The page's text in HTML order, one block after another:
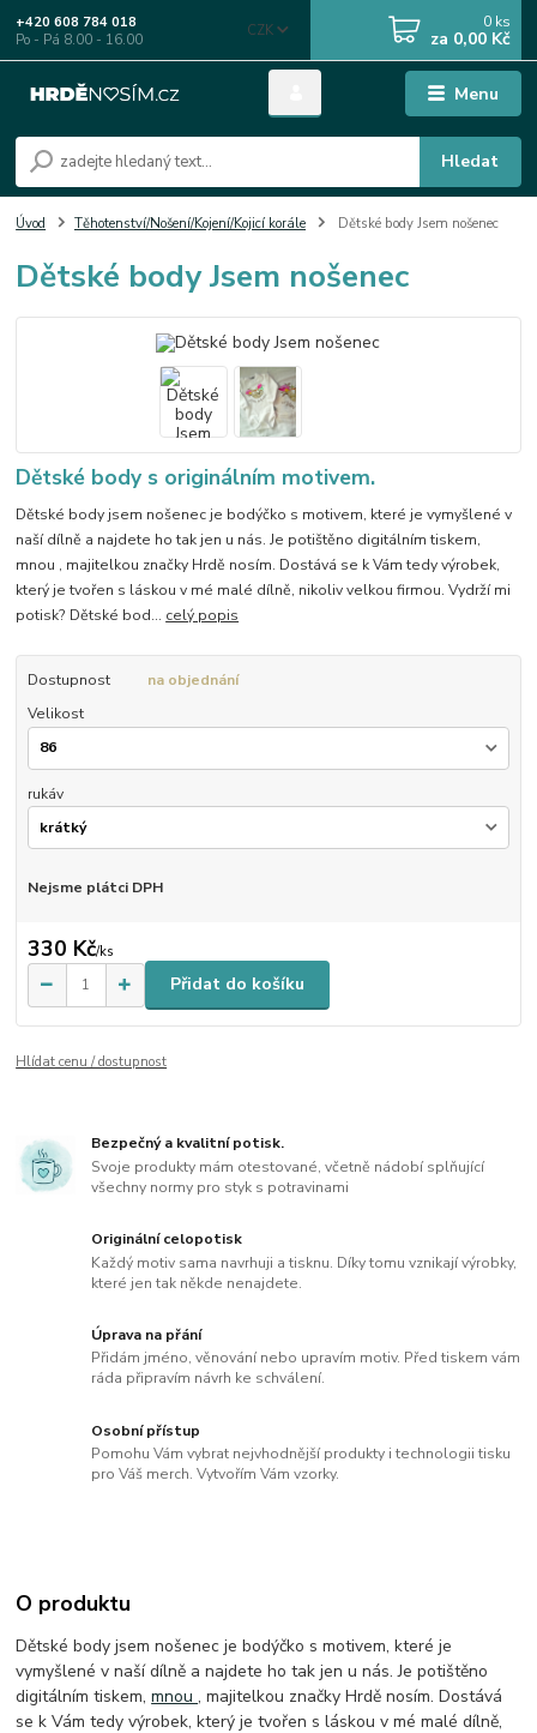
Menu
CZK
Hledat
+420 608 784 018
Po - Pá 8.00 - 16.00
0 ks
za 0,00 Kč
Úvod Těhotenství/Nošení/Kojení/Kojicí korále Dětské body Jsem nošenec
Dětské body Jsem nošenec
Dětské body s originálním motivem.
Dětské body jsem nošenec je bodýčko s motivem, které je vymyšlené v
naší dílně a najdete ho tak jen u nás. Je potištěno digitálním tiskem,
mnou , majitelkou značky Hrdě nosím. Dostává se k Vám tedy výrobek,
který je tvořen s láskou v mé malé dílně, nikoliv velkou firmou. Vydrží mi
potisk? Dětské bod... celý popis
Dostupnost
na objednání
Velikost
rukáv
Nejsme plátci DPH
330 Kč/ks
Přidat do košíku
Hlídat cenu / dostupnost
Bezpečný a kvalitní potisk.
Svoje produkty mám otestované, včetně nádobí splňující
všechny normy pro styk s potravinami
Originální celopotisk
Každý motiv sama navrhuji a tisknu. Díky tomu vznikají výrobky,
které jen tak někde nenajdete.
Úprava na přání
Přidám jméno, věnování nebo upravím motiv. Před tiskem vám
ráda připravím návrh ke schválení.
Osobní přístup
Pomohu Vám vybrat nejvhodnější produkty i technologii tisku
pro Váš merch. Vytvořím Vám vzorky.
O produktu
Dětské body jsem nošenec je bodýčko s motivem, které je
vymyšlené v naší dílně a najdete ho tak jen u nás. Je potištěno
digitálním tiskem,mnou, majitelkou značky Hrdě nosím. Dostává
se k Vám tedy výrobek, který je tvořen s láskou v mé malé dílně,